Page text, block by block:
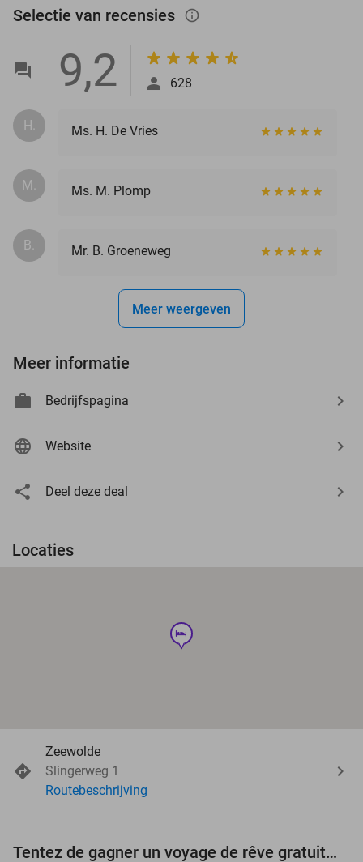
Selectie van recensies info_outlined
9,2 628
H. Ms. H. De Vries
M. Ms. M. Plomp
B. Mr. B. Groeneweg
Meer weergeven
Meer informatie
Bedrijfspagina
Website
Deel deze deal
Locaties
hotel
Zeewolde
Slingerweg 1
Routebeschrijving
Tentez de gagner un voyage de rêve gratuit d'une valeur de 3.000 € !